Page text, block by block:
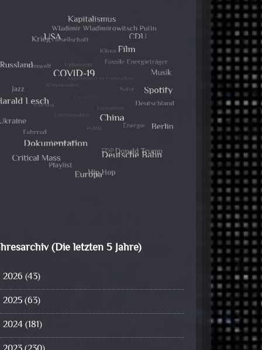
(Die letzten 5 Jahre)
2026 (43)
2025(63)
2024(181)